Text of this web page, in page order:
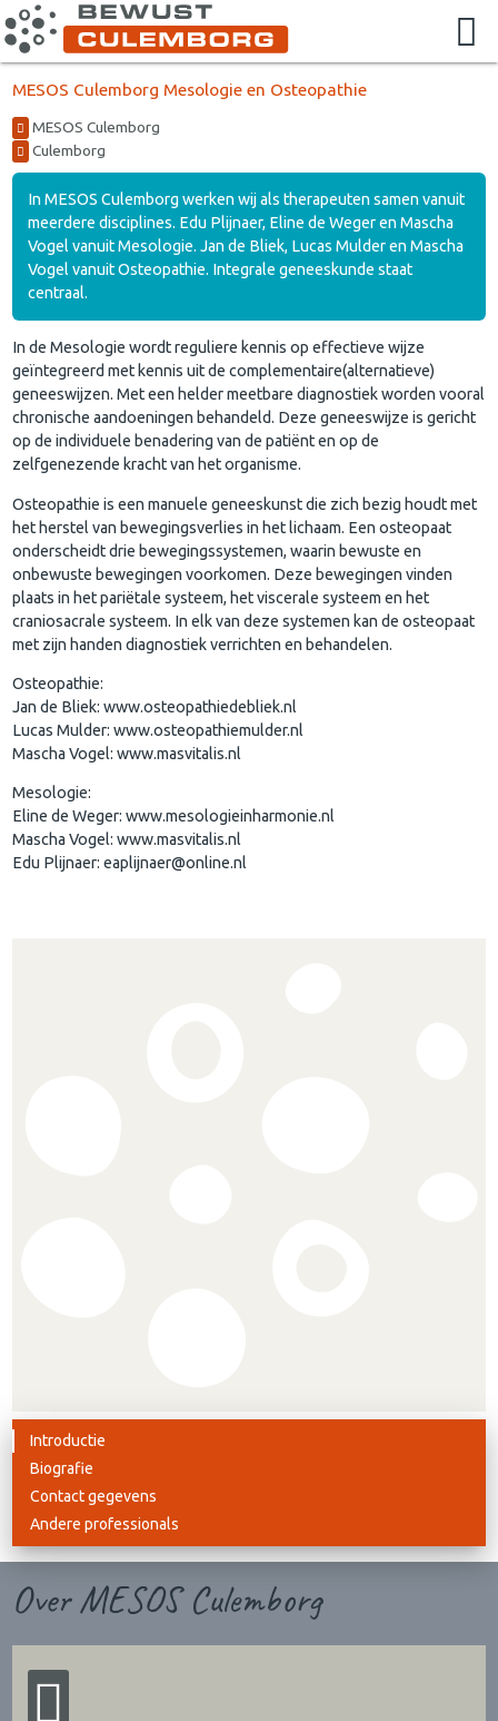
MESOS Culemborg Mesologie en Osteopathie
MESOS Culemborg
Culemborg
In MESOS Culemborg werken wij als therapeuten samen vanuit
meerdere disciplines. Edu Plijnaer, Eline de Weger en Mascha
Vogel vanuit Mesologie. Jan de Bliek, Lucas Mulder en Mascha
Vogel vanuit Osteopathie. Integrale geneeskunde staat
centraal.
In de Mesologie wordt reguliere kennis op effectieve wijze
geïntegreerd met kennis uit de complementaire(alternatieve)
geneeswijzen. Met een helder meetbare diagnostiek worden vooral
chronische aandoeningen behandeld. Deze geneeswijze is gericht
op de individuele benadering van de patiënt en op de
zelfgenezende kracht van het organisme.
Osteopathie is een manuele geneeskunst die zich bezig houdt met
het herstel van bewegingsverlies in het lichaam. Een osteopaat
onderscheidt drie bewegingssystemen, waarin bewuste en
onbewuste bewegingen voorkomen. Deze bewegingen vinden
plaats in het pariëtale systeem, het viscerale systeem en het
craniosacrale systeem. In elk van deze systemen kan de osteopaat
met zijn handen diagnostiek verrichten en behandelen.
Osteopathie:
Jan de Bliek: www.osteopathiedebliek.nl
Lucas Mulder: www.osteopathiemulder.nl
Mascha Vogel: www.masvitalis.nl
Mesologie:
Eline de Weger: www.mesologieinharmonie.nl
Mascha Vogel: www.masvitalis.nl
Edu Plijnaer: eaplijnaer@online.nl
Introductie
Biografie
Contact gegevens
Andere professionals
Over MESOS Culemborg